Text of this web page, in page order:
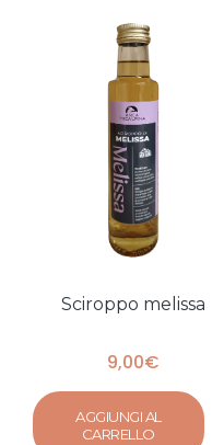
Sciroppo melissa
9,00€
AGGIUNGI AL
CARRELLO